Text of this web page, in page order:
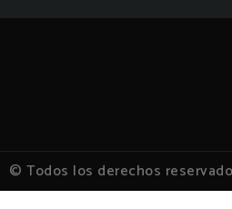
© Todos los derechos